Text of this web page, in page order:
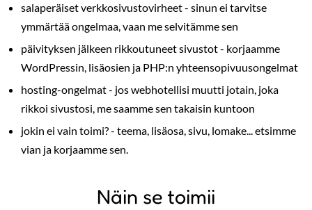
salaperäiset verkkosivustovirheet - sinun ei tarvitse
ymmärtää ongelmaa, vaan me selvitämme sen
päivityksen jälkeen rikkoutuneet sivustot - korjaamme
WordPressin, lisäosien ja PHP:n yhteensopivuusongelmat
hosting-ongelmat - jos webhotellisi muutti jotain, joka
rikkoi sivustosi, me saamme sen takaisin kuntoon
jokin ei vain toimi? - teema, lisäosa, sivu, lomake... etsimme
vian ja korjaamme sen.
Näin se toimii